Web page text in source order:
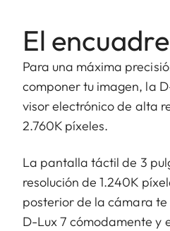
El
Para una máxima
componer tu imagen, la
visor electrónico de alta
2.760K píxeles.
La pantalla táctil de 3
resolución de 1.240K
posterior de la cámara
D-Lux 7 cómodamente y